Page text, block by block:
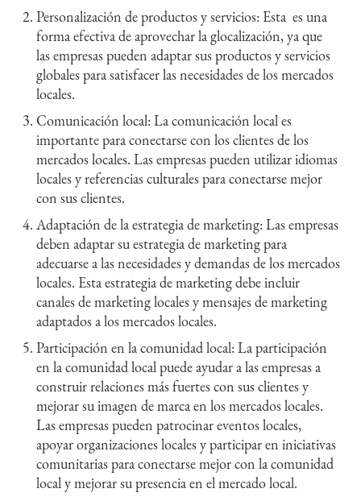
Personalización de productos y servicios: Esta es una
forma efectiva de aprovechar la glocalización, ya que
las empresas pueden adaptar sus productos y servicios
globales para satisfacer las necesidades de los mercados
locales.
Comunicación local: La comunicación local es
importante para conectarse con los clientes de los
mercados locales. Las empresas pueden utilizar idiomas
locales y referencias culturales para conectarse mejor
con sus clientes.
Adaptación de la estrategia de marketing: Las empresas
deben adaptar su estrategia de marketing para
adecuarse a las necesidades y demandas de los mercados
locales. Esta estrategia de marketing debe incluir
canales de marketing locales y mensajes de marketing
adaptados a los mercados locales.
Participación en la comunidad local: La participación
en la comunidad local puede ayudar a las empresas a
construir relaciones más fuertes con sus clientes y
mejorar su imagen de marca en los mercados locales.
Las empresas pueden patrocinar eventos locales,
apoyar organizaciones locales y participar en iniciativas
comunitarias para conectarse mejor con la comunidad
local y mejorar su presencia en el mercado local.